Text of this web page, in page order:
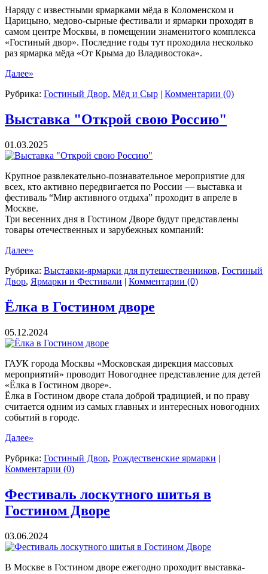
Наряду с известными ярмарками мёда в Коломенском и
Царицыно, медово-сырные фестивали и ярмарки проходят в
самом центре Москвы, в помещении знаменитого комплекса
«Гостиный двор». Последние годы тут проходила несколько
раз ярмарка мёда «От Крыма до Владивостока».
Далее»
Рубрика: Гостиный Двор, Мёд и Сыр | Комментарии (0)
Выставка "Открой свою Россию"
01.03.2025
Крупное развлекательно-познавательное мероприятие для
всех, кто активно передвигается по России — выставка и
фестиваль “Мир активного отдыха” проходит в апреле в
Москве.
Три весенних дня в Гостином Дворе будут представлены
товары отечественных и зарубежных компаний:
Далее»
Рубрика: Выставки-ярмарки для путешественников, Гостиный
Двор, Ярмарки и Фестивали | Комментарии (0)
Ёлка в Гостином дворе
05.12.2024
ГАУК города Москвы «Московская дирекция массовых
мероприятий» проводит Новогоднее представление для детей
«Ёлка в Гостином дворе».
Ёлка в Гостином дворе стала доброй традицией, и по праву
считается одним из самых главных и интересных новогодних
событий в городе.
Далее»
Рубрика: Гостиный Двор, Рождественские ярмарки |
Комментарии (0)
Фестиваль лоскутного шитья в
Гостином Дворе
03.06.2024
В Москве в Гостином дворе ежегодно проходит выставка-